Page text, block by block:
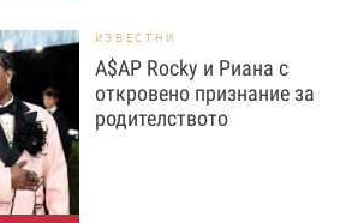
ИЗВЕСТНИ
A$AP Rocky и Риана с
откровено признание за
родителството